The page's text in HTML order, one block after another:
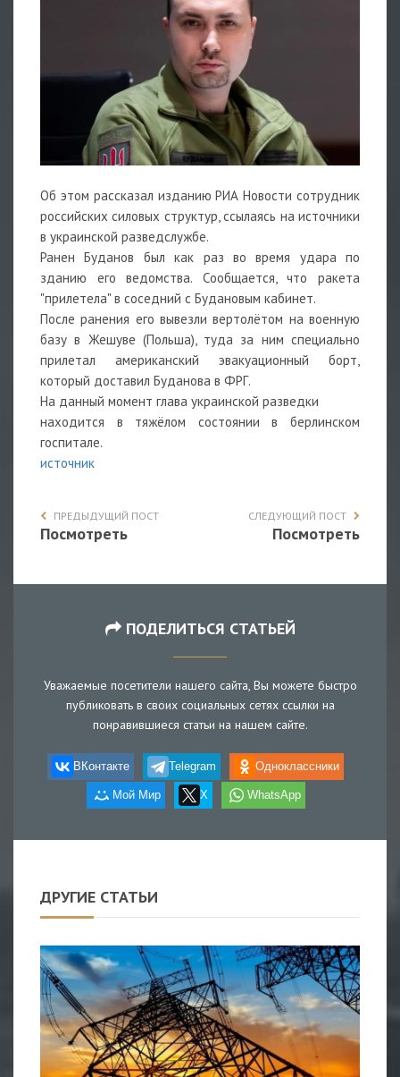
Об этом рассказал изданию РИА Новости сотрудник
российских силовых структур, ссылаясь на источники
в украинской разведслужбе.
Ранен Буданов был как раз во время
удара по
зданию его ведомства. Сообщается, что ракета
"прилетела" в соседний с Будановым кабинет.
После ранения его вывезли вертолётом на военную
базу в Жешуве (Польша), туда за ним специально
прилетал американский эвакуационный борт,
который доставил Буданова в ФРГ.
На данный момент глава украинской разведки
находится в тяжёлом состоянии в берлинском
госпитале.
источник
ПРЕДЫДУЩИЙ ПОСТ
Посмотреть
СЛЕДУЮЩИЙ ПОСТ
Посмотреть
ПОДЕЛИТЬСЯ СТАТЬЕЙ
Уважаемые посетители нашего сайта, Вы можете быстро
публиковать в своих социальных сетях ссылки на
понравившиеся статьи на нашем сайте.
ВКонтакте Telegram Одноклассники
Мой Мир X WhatsApp
ДРУГИЕ СТАТЬИ